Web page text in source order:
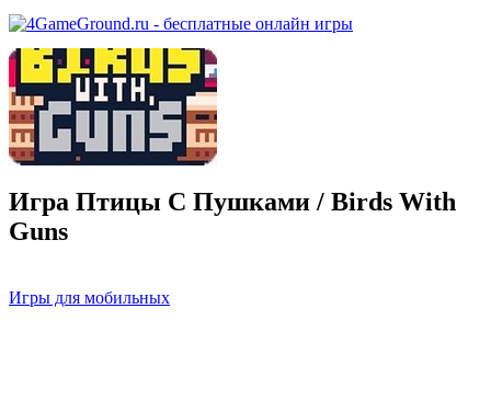
Игра Птицы С Пушками / Birds With
Guns
Игры для мобильных